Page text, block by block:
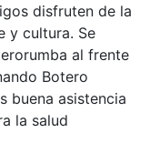
disfruten de la
y cultura. Se
al frente
Botero
buena asistencia
la salud